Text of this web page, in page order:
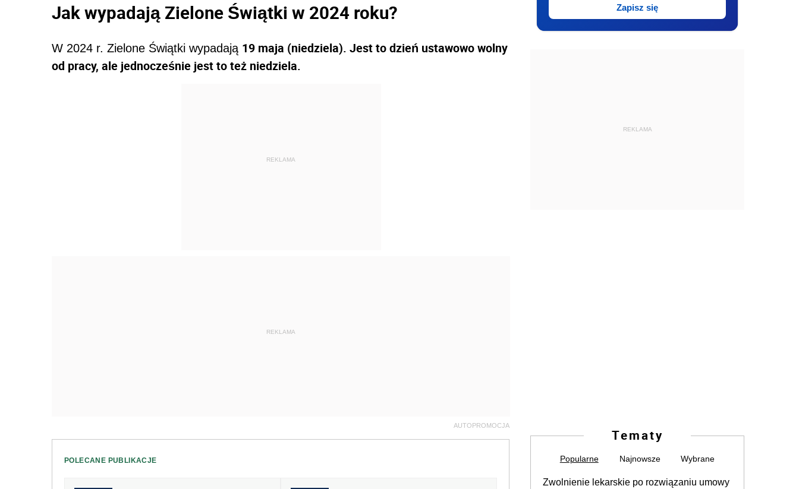
Jak wypadają Zielone Świątki w 2024 roku?
W 2024 r. Zielone Świątki wypadają 19 maja (niedziela). Jest to dzień ustawowo wolny
od pracy, ale jednocześnie jest to też niedziela.
REKLAMA
REKLAMA
AUTOPROMOCJA
POLECANE PUBLIKACJE
Zapisz się
REKLAMA
Tematy
Popularne Najnowsze Wybrane
Zwolnienie lekarskie po rozwiązaniu umowy